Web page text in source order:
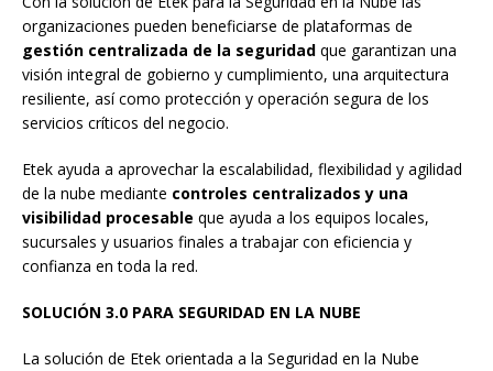
organizaciones pueden beneficiarse de plataformas de
gestión centralizada de la seguridad que garantizan una
visión integral de gobierno y cumplimiento, una arquitectura
resiliente, así como protección y operación segura de los
servicios críticos del negocio.
Etek ayuda a aprovechar la escalabilidad, flexibilidad y agilidad
de la nube mediante controles centralizados y una
visibilidad procesable que ayuda a los equipos locales,
sucursales y usuarios finales a trabajar con eficiencia y
confianza en toda la red.
SOLUCIÓN 3.0 PARA SEGURIDAD EN LA NUBE
La solución de Etek orientada a la Seguridad en la Nube